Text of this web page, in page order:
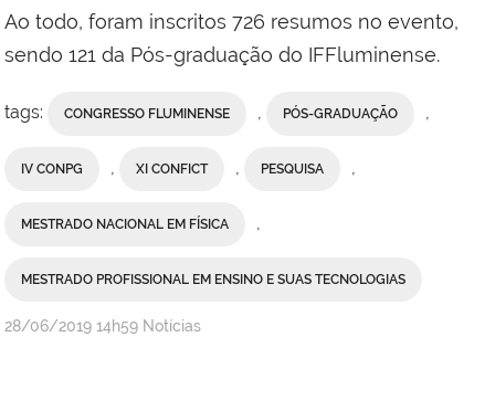
Ao todo, foram inscritos 726 resumos no evento,
sendo 121 da Pós-graduação do IFFluminense.
tags: CONGRESSO FLUMINENSE , PÓS-GRADUAÇÃO ,
IV CONPG , XI CONFICT , PESQUISA ,
MESTRADO NACIONAL EM FÍSICA ,
MESTRADO PROFISSIONAL EM ENSINO E SUAS TECNOLOGIAS
por
publicado
28/06/2019 14h59 Notícias